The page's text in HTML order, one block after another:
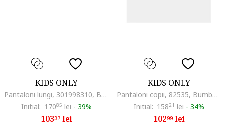
KIDS ONLY
Pantaloni lungi, 301998310, Bumbac, Roz, Roz
Initial: 17085 lei - 39%
10337lei
KIDS ONLY
Pantaloni copii, 82535, Bumbac, Roz
Initial: 15821 lei - 34%
10299lei